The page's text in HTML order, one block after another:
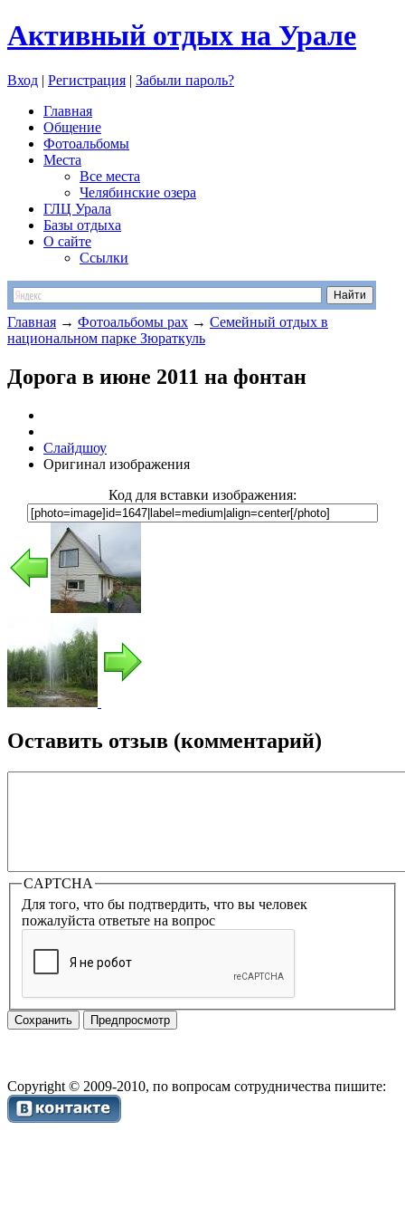
Активный отдых на Урале
Вход | Регистрация | Забыли пароль?
Главная
Общение
Фотоальбомы
Места
Все места
Челябинские озера
ГЛЦ Урала
Базы отдыха
О сайте
Ссылки
Главная → Фотоальбомы pax → Семейный отдых в
национальном парке Зюраткуль
Дорога в июне 2011 на фонтан
Слайдшоу
Оригинал изображения
Код для вставки изображения:
Оставить отзыв (комментарий)
CAPTCHA
Для того, что бы подтвердить, что вы человек
пожалуйста ответьте на вопрос
Copyright © 2009-2010, по вопросам сотрудничества пишите: